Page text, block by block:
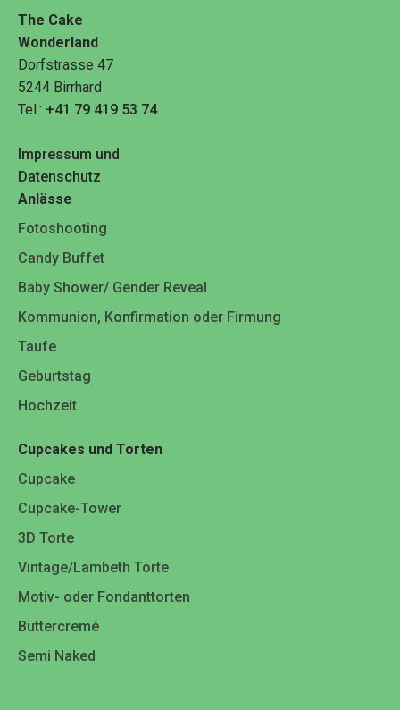
The Cake
Wonderland
Dorfstrasse 47
5244 Birrhard
Tel.: +41 79 419 53 74
Impressum und
Datenschutz
Anlässe
Fotoshooting
Candy Buffet
Baby Shower/ Gender Reveal
Kommunion, Konfirmation oder Firmung
Taufe
Geburtstag
Hochzeit
Cupcakes und Torten
Cupcake
Cupcake-Tower
3D Torte
Vintage/Lambeth Torte
Motiv- oder Fondanttorten
Buttercremé
Semi Naked